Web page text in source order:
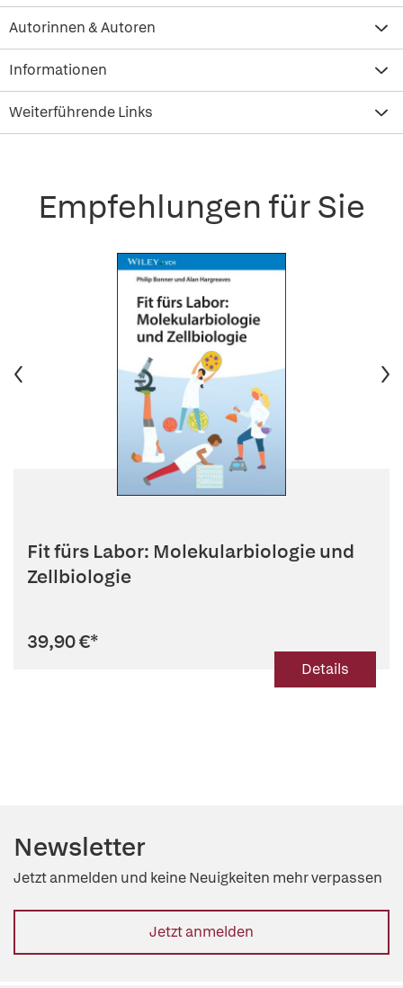
Autorinnen & Autoren
Informationen
Weiterführende Links
Empfehlungen für Sie
Fit fürs Labor: Molekularbiologie und
Zellbiologie
39,90 €*
Details
Newsletter
Jetzt anmelden und keine Neuigkeiten mehr verpassen
Jetzt anmelden